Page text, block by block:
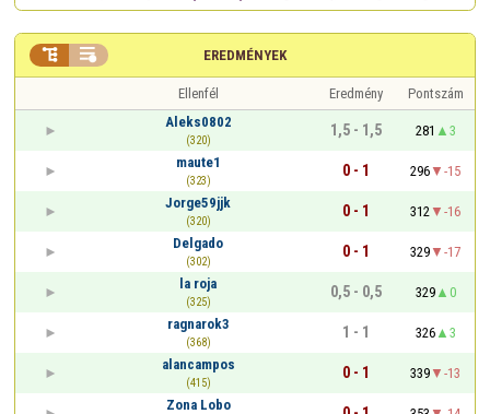
EREDMÉNYEK
 
Ellenfél Eredmény
Pontszám
Aleks0802
(320)
1,5 - 1,5 281
3
maute1
(323)
0 - 1 296
-15
Jorge59jjk
(320)
0 - 1 312
-16
Delgado
(302)
0 - 1 329
-17
la roja
(325)
0,5 - 0,5 329
0
ragnarok3
(368)
1 - 1 326
3
alancampos
(415)
0 - 1 339
-13
Zona Lobo